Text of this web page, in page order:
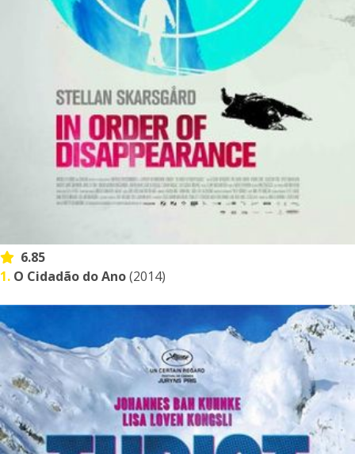
6.85
1. O Cidadão do Ano(2014)